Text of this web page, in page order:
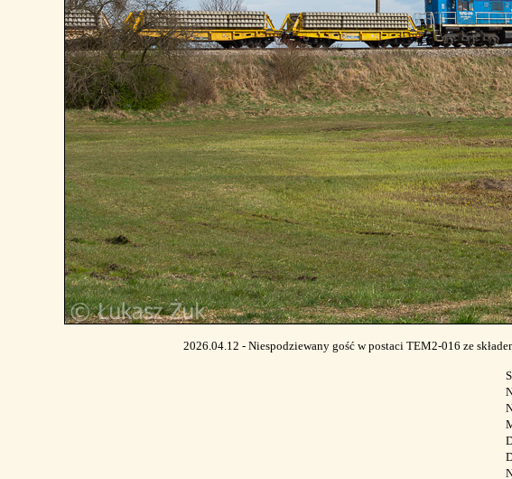
2026.04.12 - Niespodziewany gość w postaci TEM2-016 ze